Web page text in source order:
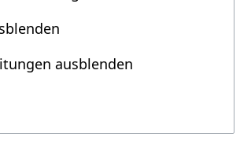
ausblenden